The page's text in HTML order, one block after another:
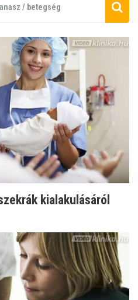
kialakulásáról